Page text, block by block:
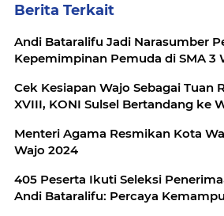
Berita Terkait
Andi Bataralifu Jadi Narasumber
Kepemimpinan Pemuda di SMA 3
Cek Kesiapan Wajo Sebagai Tuan
XVIII, KONI Sulsel Bertandang ke
Menteri Agama Resmikan Kota
Wajo 2024
405 Peserta Ikuti Seleksi
Andi Bataralifu: Percaya